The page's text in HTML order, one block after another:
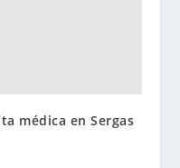
médica en Sergas